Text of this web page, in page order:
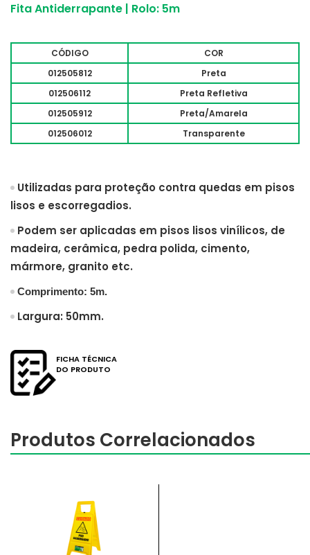
Fita Antiderrapante | Rolo: 5m
CÓDIGO
COR
012505812
Preta
012506112
Preta Refletiva
012505912
Preta/Amarela
012506012
Transparente
Utilizadas para proteção contra quedas em pisos
lisos e escorregadios.
Podem ser aplicadas em pisos lisos vinílicos, de
madeira, cerâmica, pedra polida, cimento,
mármore, granito etc.
Comprimento: 5m.
Largura: 50mm.
FICHA TÉCNICA
DO PRODUTO
Produtos Correlacionados